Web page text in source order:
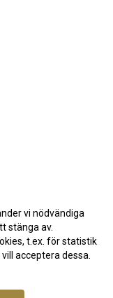
vi nödvändiga
stänga av.
t.ex. för statistik
acceptera dessa.